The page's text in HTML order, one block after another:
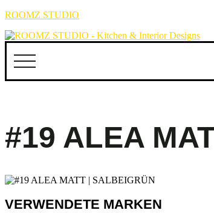
ROOMZ STUDIO
#19 ALEA
VERWENDETE MARKEN